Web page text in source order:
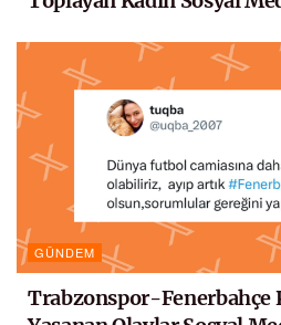
GÜNDEM
Trabzonspor-Fenerbahçe